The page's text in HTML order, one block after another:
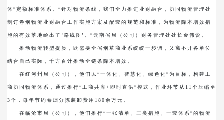
体”定额标准体系。“针对物流条线，我们全力推进业财融合，协同物流管理处
制订卷烟物流业财融合工作实施方案及配套的规范和标准，为物流降本增效措
施的有效落地绘出了‘路线图’。”云南省局（公司）财务管理处处长金伟说。
推动物流转型提质，既需要全省烟草商业系统统一步调，又离不开各单位
结合自己实际，千方百计推动全链条降本增效。
在红河州局（公司），他们以“一体化、智慧化、绿色化”为目标，构建工
商协同物流体系，通过推行“工商共库+即时直供”模式，作业环节从11个压缩至
3个，每年节约卷烟分拣装卸费用180余万元。
在临沧市局（公司），他们推行“一张清单、三类措施、一套体系”的物流